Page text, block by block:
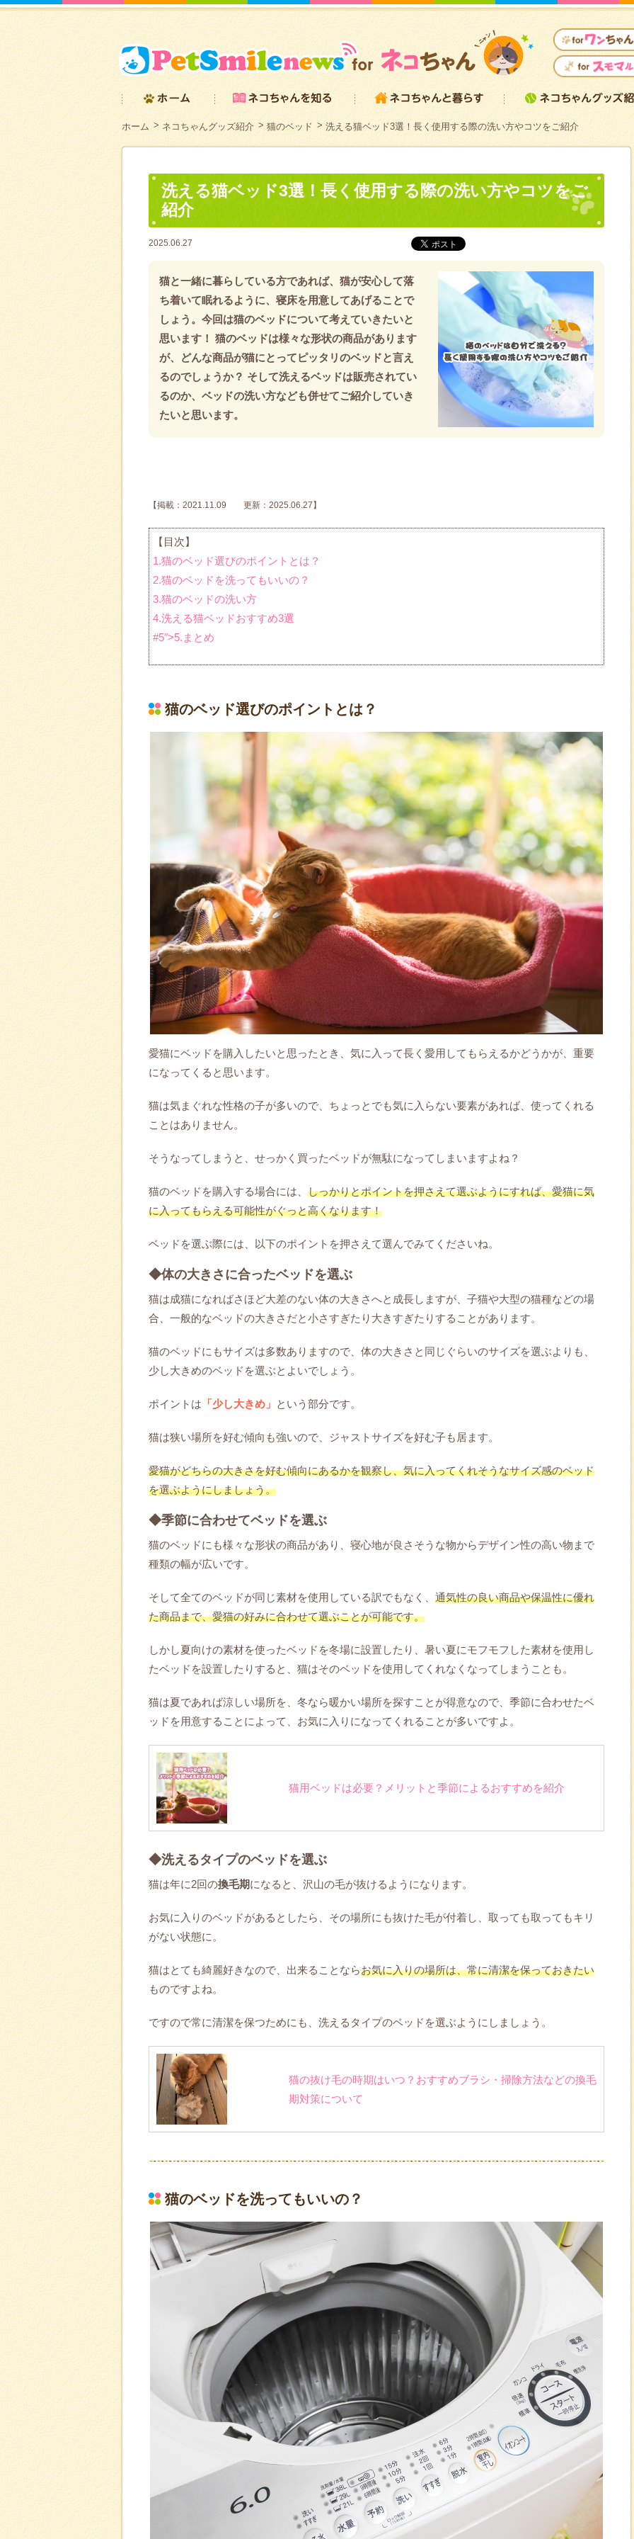
ホーム ネコちゃんグッズ紹介 猫のベッド 洗える猫ベッド3選！長く使用する際の洗い方やコツをご紹介
洗える猫ベッド3選！長く使用する際の洗い方やコツをご
紹介
2025.06.27
猫と一緒に暮らしている方であれば、猫が安心して落
ち着いて眠れるように、寝床を用意してあげることで
しょう。今回は猫のベッドについて考えていきたいと
思います！ 猫のベッドは様々な形状の商品があります
が、どんな商品が猫にとってピッタリのベッドと言え
るのでしょうか？ そして洗えるベッドは販売されてい
るのか、ベッドの洗い方なども併せてご紹介していき
たいと思います。
【掲載：2021.11.09 更新：2025.06.27】
【目次】
1.猫のベッド選びのポイントとは？
2.猫のベッドを洗ってもいいの？
3.猫のベッドの洗い方
4.洗える猫ベッドおすすめ3選
#5″>5.まとめ
猫のベッド選びのポイントとは？
愛猫にベッドを購入したいと思ったとき、気に入って長く愛用してもらえるかどうかが、重要
になってくると思います。
猫は気まぐれな性格の子が多いので、ちょっとでも気に入らない要素があれば、使ってくれる
ことはありません。
そうなってしまうと、せっかく買ったベッドが無駄になってしまいますよね？
猫のベッドを購入する場合には、 しっかりとポイントを押さえて選ぶようにすれば、愛猫に気
に入ってもらえる可能性がぐっと高くなります！
ベッドを選ぶ際には、以下のポイントを押さえて選んでみてくださいね。
◆体の大きさに合ったベッドを選ぶ
猫は成猫になればさほど大差のない体の大きさへと成長しますが、子猫や大型の猫種などの場
合、一般的なベッドの大きさだと小さすぎたり大きすぎたりすることがあります。
猫のベッドにもサイズは多数ありますので、体の大きさと同じぐらいのサイズを選ぶよりも、
少し大きめのベッドを選ぶとよいでしょう。
ポイントは 「少し大きめ」 という部分です。
猫は狭い場所を好む傾向も強いので、ジャストサイズを好む子も居ます。
愛猫がどちらの大きさを好む傾向にあるかを観察し、気に入ってくれそうなサイズ感のベッド
を選ぶようにしましょう。
◆季節に合わせてベッドを選ぶ
猫のベッドにも様々な形状の商品があり、寝心地が良さそうな物からデザイン性の高い物まで
種類の幅が広いです。
そして全てのベッドが同じ素材を使用している訳でもなく、 通気性の良い商品や保温性に優れ
た商品まで、愛猫の好みに合わせて選ぶことが可能です。
しかし夏向けの素材を使ったベッドを冬場に設置したり、暑い夏にモフモフした素材を使用し
たベッドを設置したりすると、猫はそのベッドを使用してくれなくなってしまうことも。
猫は夏であれば涼しい場所を、冬なら暖かい場所を探すことが得意なので、季節に合わせたベ
ッドを用意することによって、お気に入りになってくれることが多いですよ。
猫用ベッドは必要？メリットと季節によるおすすめを紹介
◆洗えるタイプのベッドを選ぶ
猫は年に2回の換毛期になると、沢山の毛が抜けるようになります。
お気に入りのベッドがあるとしたら、その場所にも抜けた毛が付着し、取っても取ってもキリ
がない状態に。
猫はとても綺麗好きなので、出来ることならお気に入りの場所は、常に清潔を保っておきたい
ものですよね。
ですので常に清潔を保つためにも、洗えるタイプのベッドを選ぶようにしましょう。
猫の抜け毛の時期はいつ？おすすめブラシ・掃除方法などの換毛
期対策について
猫のベッドを洗ってもいいの？